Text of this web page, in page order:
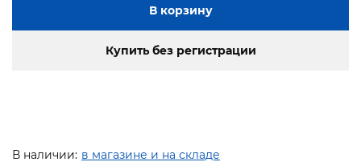
В корзину
Купить без регистрации
В наличии: в магазине и на складе